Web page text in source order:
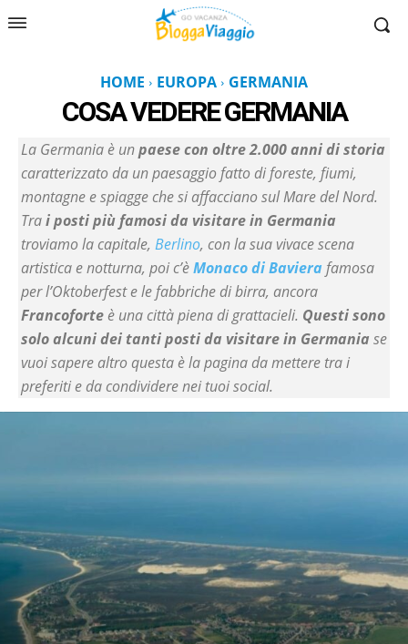
HOME EUROPA GERMANIA
COSA VEDEREGERMANIA
La Germania è unpaese con oltre 2.000 anni di storia
caratterizzato da un paesaggio fatto di foreste, fiumi,
montagne e spiagge che si affacciano sul Mare del Nord.
Trai posti più famosi da visitare in Germania
troviamo la capitale, Berlino, con la sua vivace scena
artistica e notturna, poi c’èMonaco di Baviera famosa
per l’Oktoberfest e le fabbriche di birra, ancora
Francoforteè una città piena di grattacieli. Questi sono
solo alcuni dei tanti posti da visitare in Germania se
vuoi sapere altro questa è la pagina da mettere tra i
preferiti e da condividere nei tuoi social.